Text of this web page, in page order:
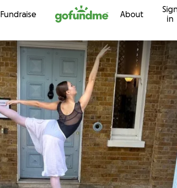
Skip to content
Fundraise About
in